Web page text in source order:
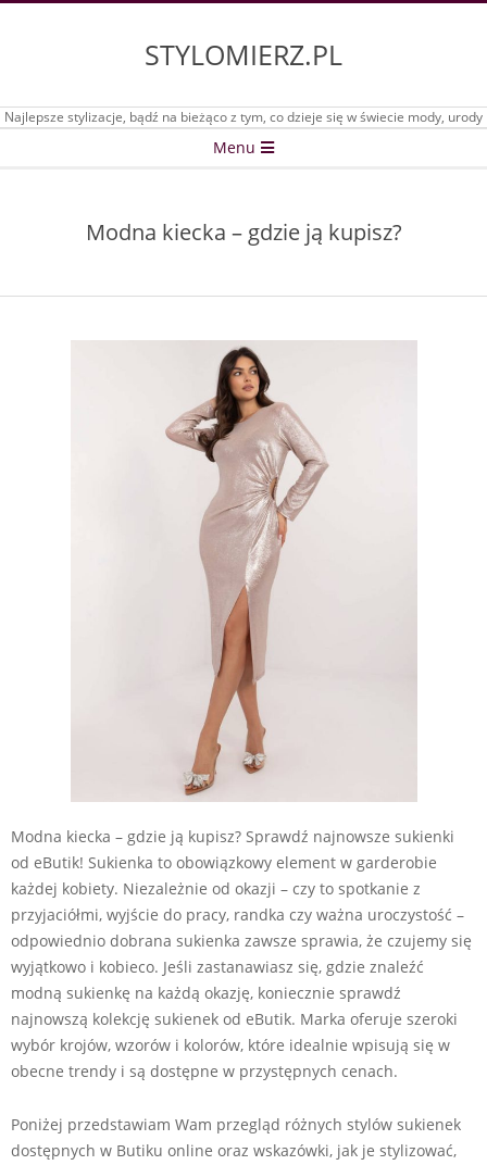
STYLOMIERZ.PL
Najlepsze stylizacje, bądź na bieżąco z tym, co dzieje się w świecie mody, urody
Menu
Modna kiecka – gdzie ją kupisz?
Modna kiecka – gdzie ją kupisz? Sprawdź najnowsze sukienki
od eButik! Sukienka to obowiązkowy element w garderobie
każdej kobiety. Niezależnie od okazji – czy to spotkanie z
przyjaciółmi, wyjście do pracy, randka czy ważna uroczystość –
odpowiednio dobrana sukienka zawsze sprawia, że czujemy się
wyjątkowo i kobieco. Jeśli zastanawiasz się, gdzie znaleźć
modną sukienkę na każdą okazję, koniecznie sprawdź
najnowszą kolekcję sukienek od eButik. Marka oferuje szeroki
wybór krojów, wzorów i kolorów, które idealnie wpisują się w
obecne trendy i są dostępne w przystępnych cenach.
Poniżej przedstawiam Wam przegląd różnych stylów sukienek
dostępnych w Butiku online oraz wskazówki, jak je stylizować,